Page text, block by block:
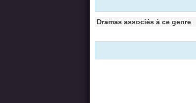
Dramas associés à ce genre